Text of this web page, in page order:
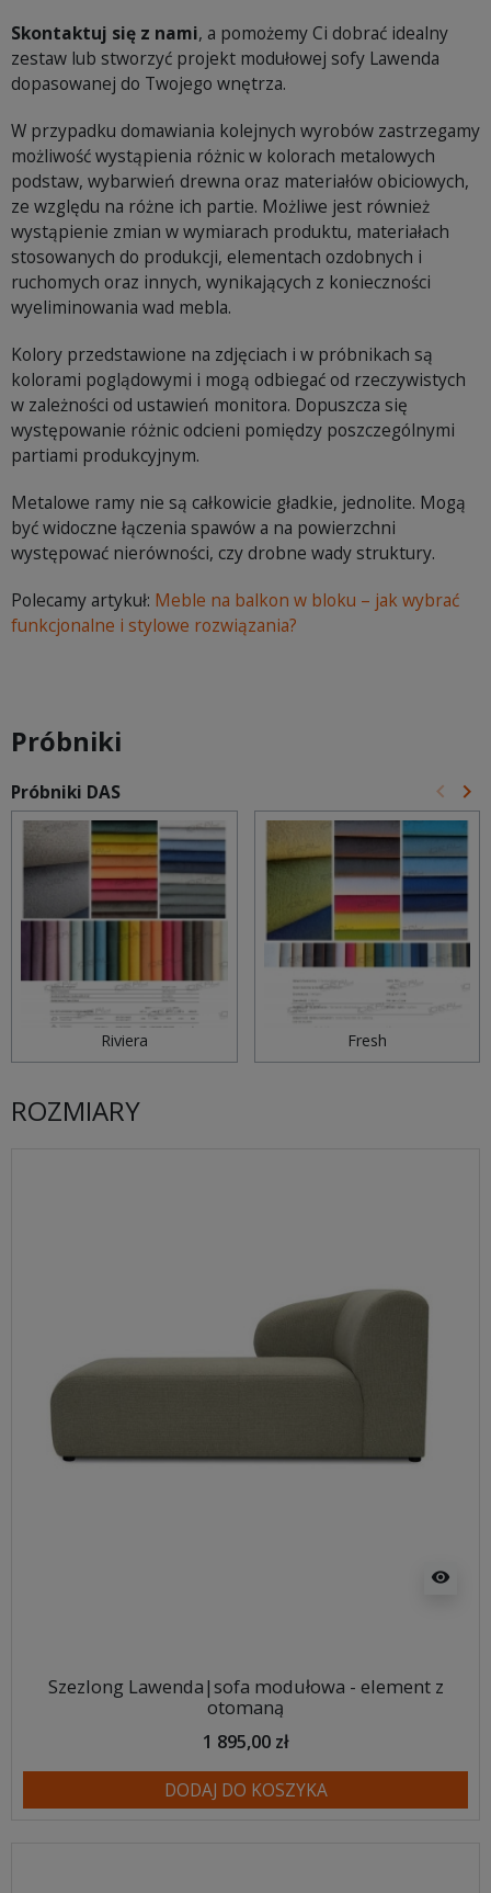
Skontaktuj się z nami, a pomożemy Ci dobrać idealny
zestaw lub stworzyć projekt modułowej sofy Lawenda
dopasowanej do Twojego wnętrza.
W przypadku domawiania kolejnych wyrobów zastrzegamy
możliwość wystąpienia różnic w kolorach metalowych
podstaw, wybarwień drewna oraz materiałów obiciowych,
ze względu na różne ich partie. Możliwe jest również
wystąpienie zmian w wymiarach produktu, materiałach
stosowanych do produkcji, elementach ozdobnych i
ruchomych oraz innych, wynikających z konieczności
wyeliminowania wad mebla.
Kolory przedstawione na zdjęciach i w próbnikach są
kolorami poglądowymi i mogą odbiegać od rzeczywistych
w zależności od ustawień monitora. Dopuszcza się
występowanie różnic odcieni pomiędzy poszczególnymi
partiami produkcyjnym.
Metalowe ramy nie są całkowicie gładkie, jednolite. Mogą
być widoczne łączenia spawów a na powierzchni
występować nierówności, czy drobne wady struktury.
Polecamy artykuł: Meble na balkon w bloku – jak wybrać
funkcjonalne i stylowe rozwiązania?
Próbniki
Próbniki DAS keyboard_arrow_left keyboard_arrow_right
Riviera Fresh
ROZMIARY
visibility
Szezlong Lawenda|sofa modułowa - element z
otomaną
1 895,00 zł
DODAJ DO KOSZYKA